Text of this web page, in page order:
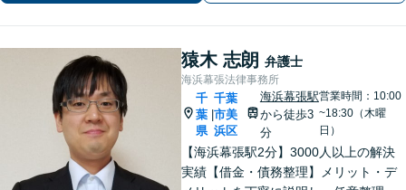
猿木 志朗 弁護士
海浜幕張法律事務所
千
葉
県
|
千葉
市美
浜区
海浜幕張駅
から徒歩3
分
営業時間：10:00
~18:30（木曜
日）
【海浜幕張駅2分】3000人以上の解決
実績【借金・債務整理】メリット・デ